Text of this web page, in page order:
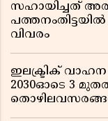
സഹായിച്ചത്
വിവരം ​​​​​​​
ഇലക്ട്രിക്
2030ഓടെ 3
തൊഴിലവസരങ്ങൾ